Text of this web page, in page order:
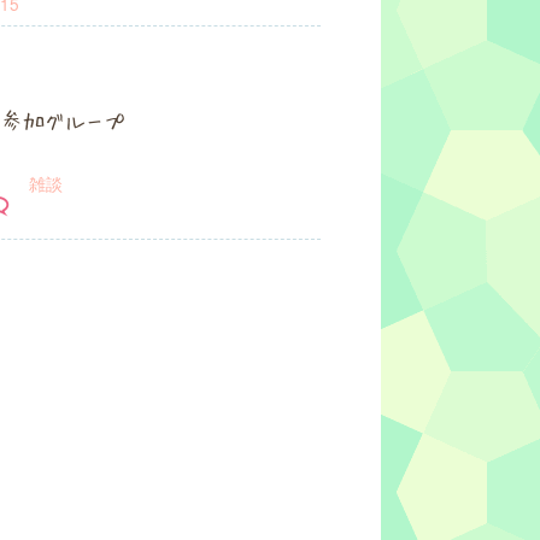
参加グループ
雑談